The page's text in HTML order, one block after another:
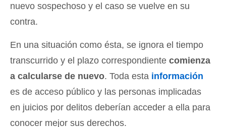
nuevo sospechoso y el caso se vuelve en su
contra.
En una situación como ésta, se ignora el tiempo
transcurrido y el plazo correspondiente comienza
a calcularse de nuevo. Toda esta información
es de acceso público y las personas implicadas
en juicios por delitos deberían acceder a ella para
conocer mejor sus derechos.